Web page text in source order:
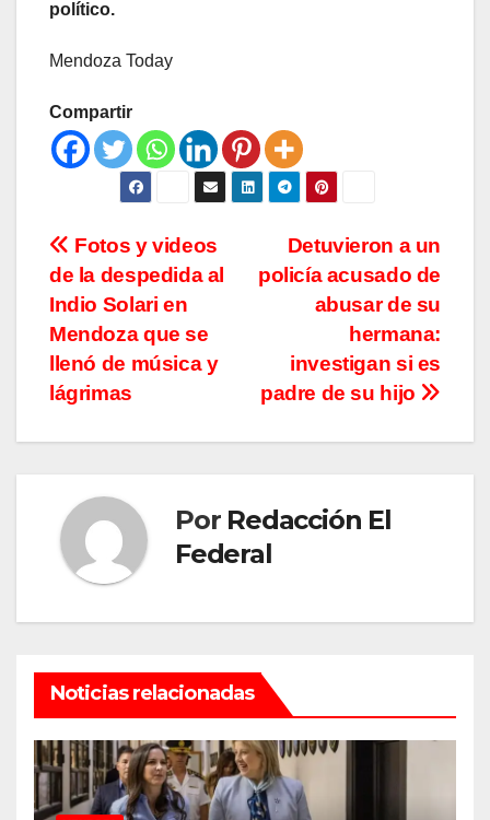
político.
Mendoza Today
Compartir
Navegación
de
entradas
Detuvieron a un
policía acusado de
abusar de su
hermana:
investigan si es
padre de su hijo
Fotos y videos
de la despedida al
Indio Solari en
Mendoza que se
llenó de música y
lágrimas
Por Redacción El
Federal
Noticias relacionadas